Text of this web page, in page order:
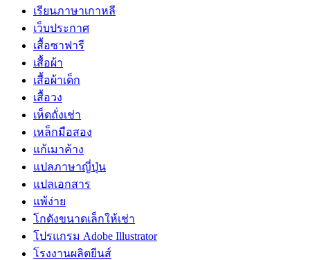
เรียนภาษาเกาหลี
เว็บประกาศ
เสื้อซาฟารี
เสื้อผ้า
เสื้อผ้าเด็ก
เสื้อวง
เห็ดถั่งเช่า
เหล็กมือสอง
แก้เมาค้าง
แปลภาษาญี่ปุ่น
แปลเอกสาร
แพ้ง่าย
โกดังขนาดเล็กให้เช่า
โปรแกรม Adobe Illustrator
โรงงานผลิตยีนส์